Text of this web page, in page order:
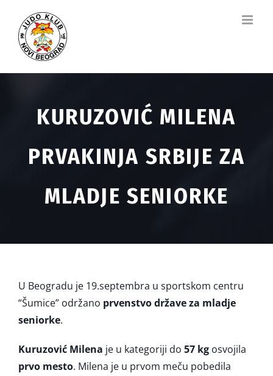
content
KURUZOVIĆ MILENA
PRVAKINJA SRBIJE ZA
MLADJE SENIORKE
U Beogradu je 19.septembra u sportskom centru
“Šumice” održano prvenstvo države za mladje
seniorke.
Kuruzović Milena je u kategoriji do 57 kg osvojila
prvo mesto. Milena je u prvom meču pobedila